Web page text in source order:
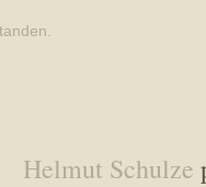
Helmut Schulze